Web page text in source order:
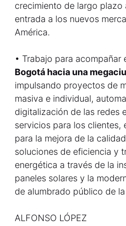
crecimiento de largo plazo
entrada a los nuevos
América.
• Trabajo para acompañar
Bogotá hacia una
impulsando proyectos de
masiva e individual,
digitalización de las redes
servicios para los clientes,
para la mejora de la
soluciones de eficiencia y
energética a través de la
paneles solares y la
de alumbrado público de
ALFONSO LÓPEZ